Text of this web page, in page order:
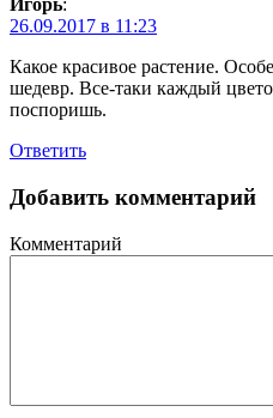
Игорь:
26.09.2017 в 11:23
Какое красивое растение.
шедевр. Все-таки каждый
поспоришь.
Ответить
Добавить комментарий
Комментарий